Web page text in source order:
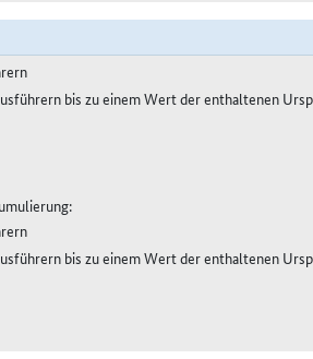
bis zu einem Wert der enthaltenen
bis zu einem Wert der enthaltenen